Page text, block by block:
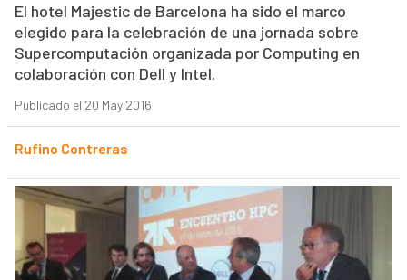
El hotel Majestic de Barcelona ha sido el marco
elegido para la celebración de una jornada sobre
Supercomputación organizada por Computing en
colaboración con Dell y Intel.
Publicado el 20 May 2016
Rufino Contreras